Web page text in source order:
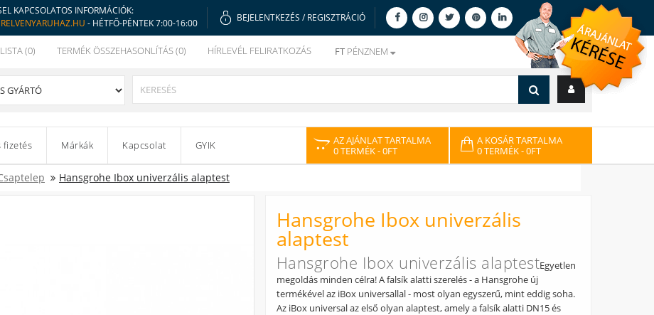
KAPCSOLATOS INFORMÁCIÓK:
- HÉTFŐ-PÉNTEK 7:00-16:00
BEJELENTKEZÉS / REGISZTRÁCIÓ
(0) TERMÉK ÖSSZEHASONLÍTÁS (0) HÍRLEVÉL FELIRATKOZÁS FT PÉNZNEM
fizetés Márkák Kapcsolat GYIK
AZ AJÁNLAT TARTALMA
0 TERMÉK- 0FT
A KOSÁR TARTALMA
0 TERMÉK- 0FT
Hansgrohe Ibox univerzális alaptest
Hansgrohe Ibox univerzális
alaptest
Hansgrohe Ibox univerzális alaptestEgyetlen
megoldás minden célra! A falsík alatti szerelés - a Hansgrohe új
termékével az iBox universallal - most olyan egyszerű, mint eddig soha.
Az iBox universal az első olyan alaptest, amely a falsík alatti DN15 és